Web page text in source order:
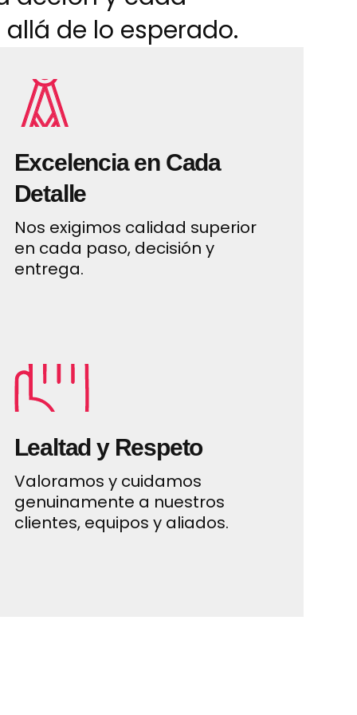
de lo esperado.
Excelencia en Cada
Detalle
Nos exigimos calidad superior
en cada paso, decisión y
entrega.
Lealtad y Respeto
Valoramos y cuidamos
genuinamente a nuestros
clientes, equipos y aliados.